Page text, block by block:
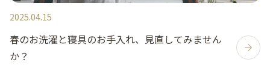
2025.04.15
春のお洗濯と寝具のお手入れ、見直してみません
か？